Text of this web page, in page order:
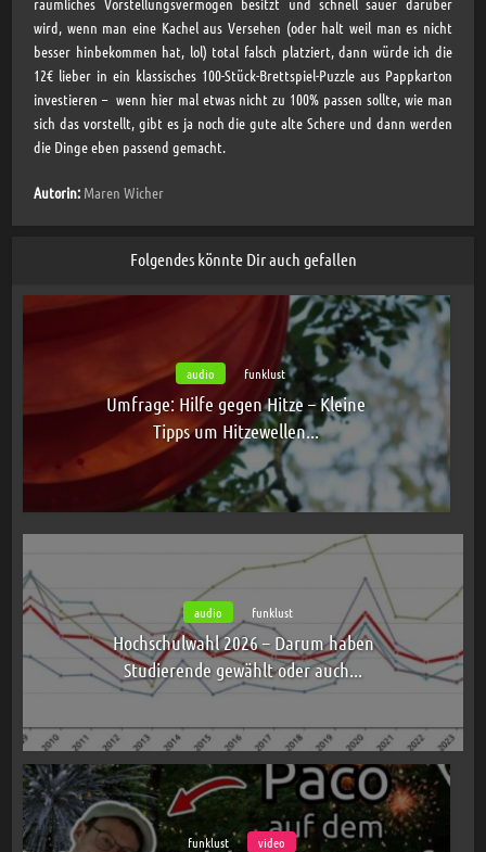
wird, wenn man eine Kachel aus Versehen (oder halt weil man es nicht
besser hinbekommen hat, lol) total falsch platziert, dann würde ich die
12€ lieber in ein klassisches 100-Stück-Brettspiel-Puzzle aus Pappkarton
investieren – wenn hier mal etwas nicht zu 100% passen sollte, wie man
sich das vorstellt, gibt es ja noch die gute alte Schere und dann werden
die Dinge eben passend gemacht.
Autorin: Maren Wicher
Folgendes könnte Dir auch gefallen
audio funklust
Umfrage: Hilfe gegen Hitze – Kleine
Tipps um Hitzewellen...
audio funklust
Hochschulwahl 2026 – Darum haben
Studierende gewählt oder auch...
funklust video